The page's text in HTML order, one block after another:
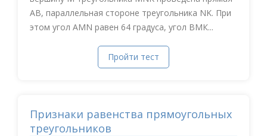
АВ, параллельная стороне треугольника NK. При
этом угол АMN равен 64 градуса, угол ВМК...
Пройти тест
Признаки равенства прямоугольных
треугольников